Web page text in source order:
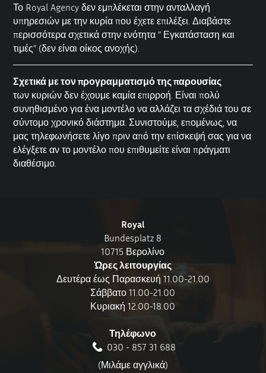
Το Royal Agency δεν εμπλέκεται στην ανταλλαγή
υπηρεσιών με την κυρία που έχετε επιλέξει. Διαβάστε
περισσότερα σχετικά στην ενότητα ” Εγκατάσταση και
τιμές” (δεν είναι οίκος ανοχής).
Σχετικά με τον προγραμματισμό της παρουσίας
των κυριών δεν έχουμε καμία επιρροή. Είναι πολύ
συνηθισμένο για ένα μοντέλο να αλλάζει τα σχέδιά του σε
σύντομο χρονικό διάστημα. Συνιστούμε, επομένως, να
μας τηλεφωνήσετε λίγο πριν από την επίσκεψή σας για να
ελέγξετε αν το μοντέλο που επιθυμείτε είναι πράγματι
διαθέσιμο.
Royal
Bundesplatz 8
10715 Βερολίνο
Ώρες λειτουργίας
Δευτέρα έως Παρασκευή 11.00-21.00
Σάββατο 11.00-21.00
Κυριακή 12.00-18.00
Τηλέφωνο
030 - 857 31 688
(Μιλάμε αγγλικά)